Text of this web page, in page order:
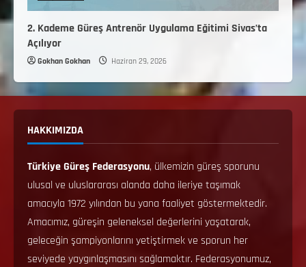
2. Kademe Güreş Antrenör Uygulama Eğitimi Sivas’ta
Açılıyor
Gokhan Gokhan Haziran 29, 2026
HAKKIMIZDA
Türkiye Güreş Federasyonu, ülkemizin güreş sporunu
ulusal ve uluslararası alanda daha ileriye taşımak
amacıyla 1972 yılından bu yana faaliyet göstermektedir.
Amacımız, güreşin geleneksel değerlerini yaşatarak,
geleceğin şampiyonlarını yetiştirmek ve sporun her
seviyede yaygınlaşmasını sağlamaktır. Federasyonumuz,